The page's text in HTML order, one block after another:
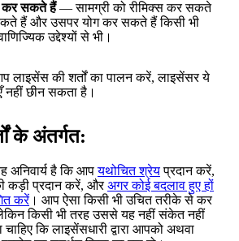
सकते हैं— सामग्री को रीमिक्स कर सकते
हैं और उसपर योग कर सकते हैं किसी भी
उद्देश्यों से भी।
लाइसेंस की शर्तों का पालन करें, लाइसेंसर ये
नहीं छीन सकता है।
के अंतर्गत:
है कि आपयथोचित श्रेयप्रदान करें,
कड़ी प्रदान करें, औरअगर कोई बदलाव हुए हों
करें। आप ऐसा किसी भी उचित तरीके से कर
किसी भी तरह उससे यह नहीं संकेत नहीं
चाहिए कि लाइसेंसधारी द्वारा आपको अथवा